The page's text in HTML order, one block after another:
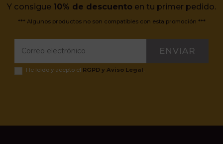
Y consigue 10% de descuento en tu primer pedido.
*** Algunos productos no son compatibles con esta promoción ***
ENVIAR
He leído y acepto el RGPD y Aviso Legal.